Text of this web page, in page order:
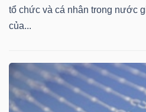
tổ chức và cá nhân trong nước
của...
Mã
chứng
Tất cả Cổ phiếu Chỉ số